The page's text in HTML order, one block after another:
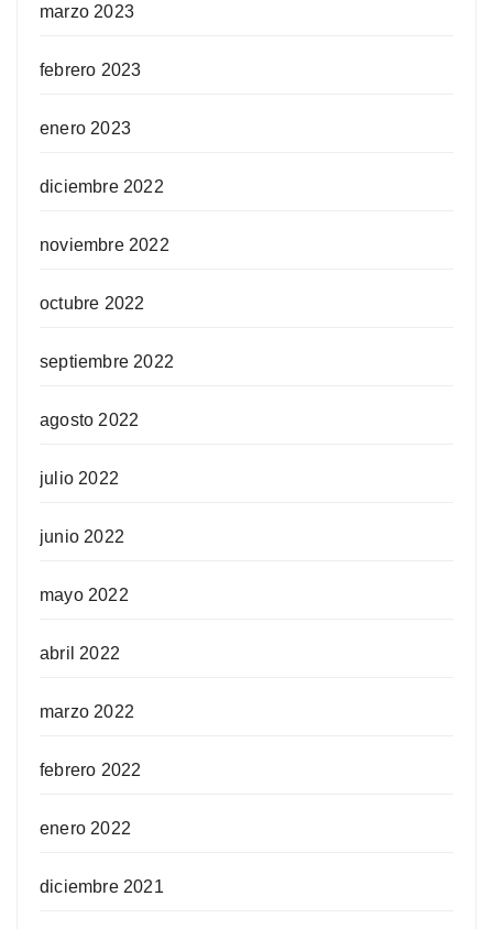
marzo 2023
febrero 2023
enero 2023
diciembre 2022
noviembre 2022
octubre 2022
septiembre 2022
agosto 2022
julio 2022
junio 2022
mayo 2022
abril 2022
marzo 2022
febrero 2022
enero 2022
diciembre 2021